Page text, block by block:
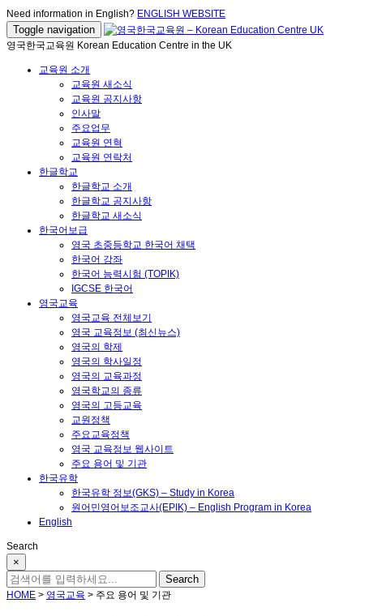
Need information in English? ENGLISH WEBSITE
Toggle navigation
영국한국교육원 Korean Education Centre in the UK
교육원 소개
교육원 새소식
교육원 공지사항
인사말
주요업무
교육원 연혁
교육원 연락처
한글학교
한글학교 소개
한글학교 공지사항
한글학교 새소식
한국어보급
영국 초중등학교 한국어 채택
한국어 강좌
한국어 능력시험 (TOPIK)
IGCSE 한국어
영국교육
영국교육 전체보기
영국 교육정보 (최신뉴스)
영국의 학제
영국의 학사일정
영국의 교육과정
영국학교의 종류
영국의 고등교육
교원정책
주요교육정책
영국 교육정보 웹사이트
주요 용어 및 기관
한국유학
한국유학 정보(GKS) – Study in Korea
원어민영어보조교사(EPIK) – English Program in Korea
English
Search
×
HOME > 영국교육 > 주요 용어 및 기관